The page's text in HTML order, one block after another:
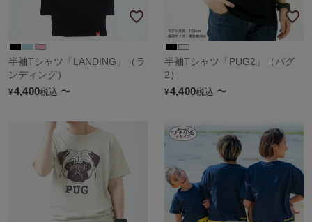
半袖Tシャツ「LANDING」（ラ
ンディング）
¥4,400税込 〜
半袖Tシャツ「PUG2」（パグ
2）
¥4,400税込 〜